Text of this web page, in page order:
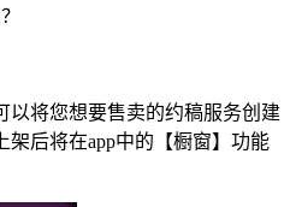
将您想要售卖的约稿服务创建
架后将在app中的【橱窗】功能